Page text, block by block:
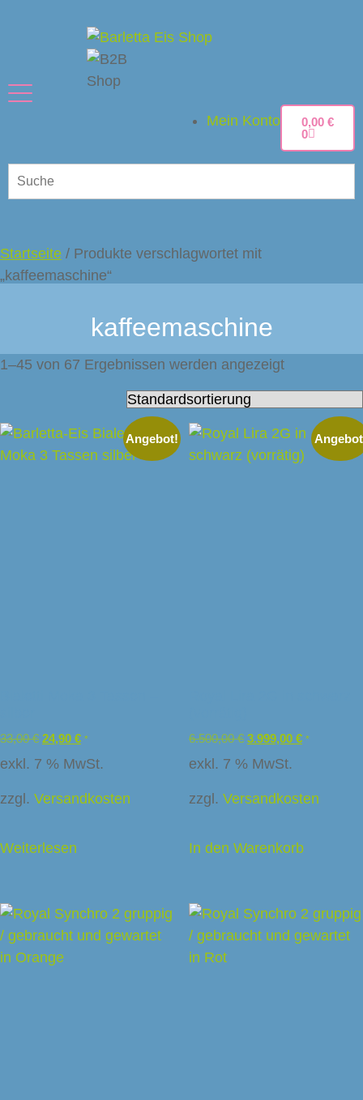
Mein Konto 0,00 €
0
Startseite / Produkte verschlagwortet mit
„kaffeemaschine“
kaffeemaschine
1–45 von 67 Ergebnissen werden angezeigt
Angebot!
33,00€ 24,90 € *
exkl. 7 % MwSt.
zzgl. Versandkosten
Weiterlesen
6.500,00€ 3.999,00 € *
exkl. 7 % MwSt.
zzgl. Versandkosten
In den Warenkorb